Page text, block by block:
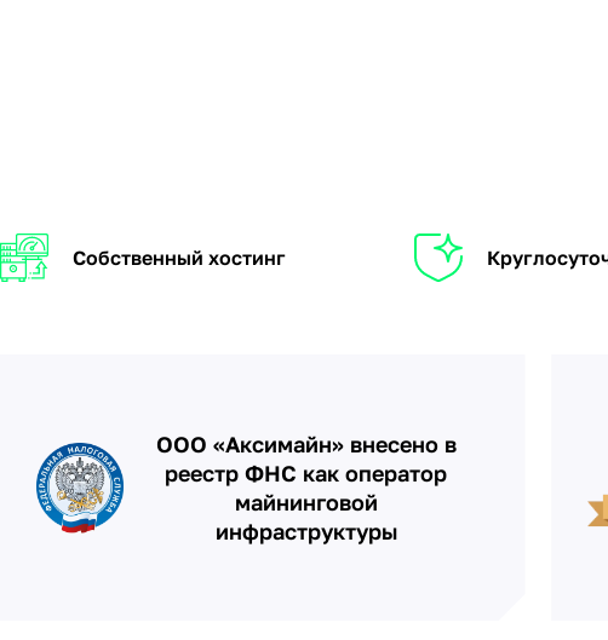
Собственный хостинг
ООО «Аксимайн» внесено в
реестр ФНС как оператор
майнинговой
инфраструктуры